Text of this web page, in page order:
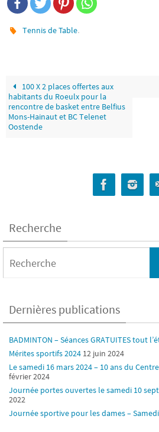
Tennis de Table.
100 X 2 places offertes aux
habitants du Roeulx pour la
rencontre de basket entre Belfius
Mons-Hainaut et BC Telenet
Oostende
Recherche
Dernières publications
BADMINTON – Séances GRATUITES tout
Mérites sportifs 2024 12 juin 2024
Le samedi 16 mars 2024 – 10 ans du
février 2024
Journée portes ouvertes le samedi 10
2022
Journée sportive pour les dames –